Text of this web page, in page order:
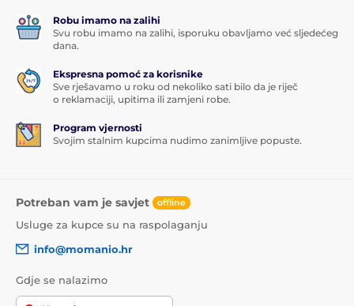
Robu imamo na zalihi
Svu robu imamo na zalihi, isporuku obavljamo već sljedećeg
dana.
Ekspresna pomoć za korisnike
Sve rješavamo u roku od nekoliko sati bilo da je riječ
o reklamaciji, upitima ili zamjeni robe.
Program vjernosti
Svojim stalnim kupcima nudimo zanimljive popuste.
Potreban vam je savjet offline
Usluge za kupce su na raspolaganju
info@momanio.hr
Gdje se nalazimo